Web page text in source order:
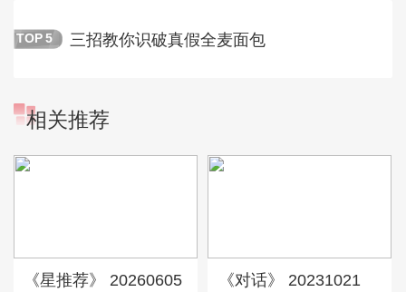
TOP 5 三招教你识破真假全麦面包
相关推荐
《星推荐》 20260605
《对话》 20231021